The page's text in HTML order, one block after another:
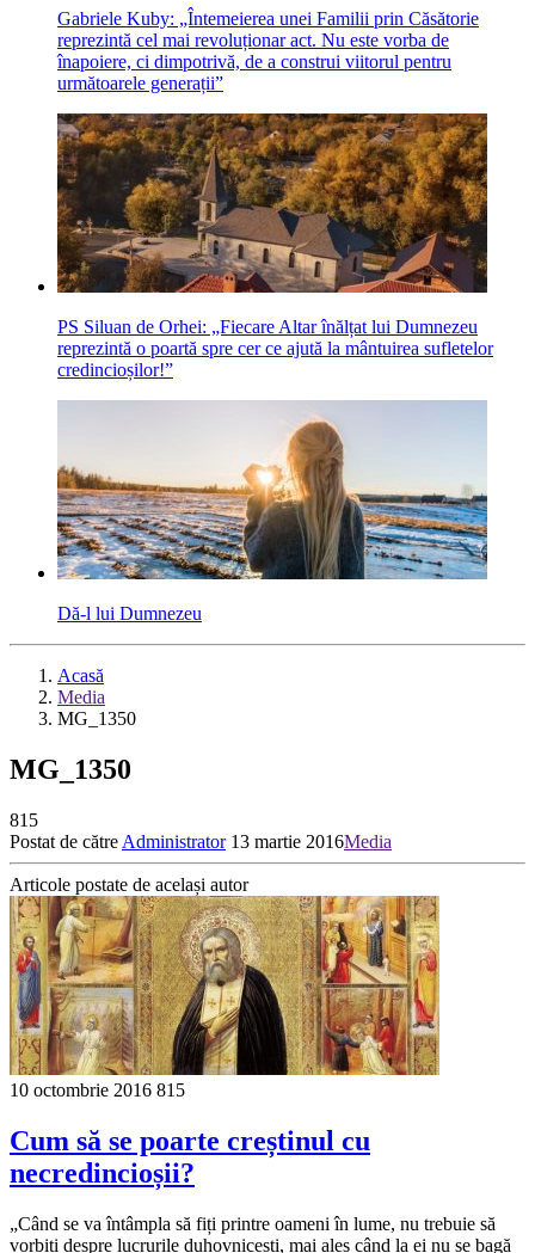
Gabriele Kuby: „Întemeierea unei Familii prin Căsătorie
reprezintă cel mai revoluționar act. Nu este vorba de
înapoiere, ci dimpotrivă, de a construi viitorul pentru
următoarele generații”
PS Siluan de Orhei: „Fiecare Altar înălțat lui Dumnezeu
reprezintă o poartă spre cer ce ajută la mântuirea sufletelor
credincioșilor!”
Dă-l lui Dumnezeu
Acasă
Media
MG_1350
MG_1350
815
Postat de către Administrator 13 martie 2016Media
Articole postate de același autor
10 octombrie 2016 815
Cum să se poarte creștinul cu
necredincioșii?
„Când se va întâmpla să fiți printre oameni în lume, nu trebuie să
vorbiți despre lucrurile duhovnicești, mai ales când la ei nu se bagă